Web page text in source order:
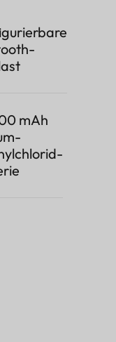
mAh